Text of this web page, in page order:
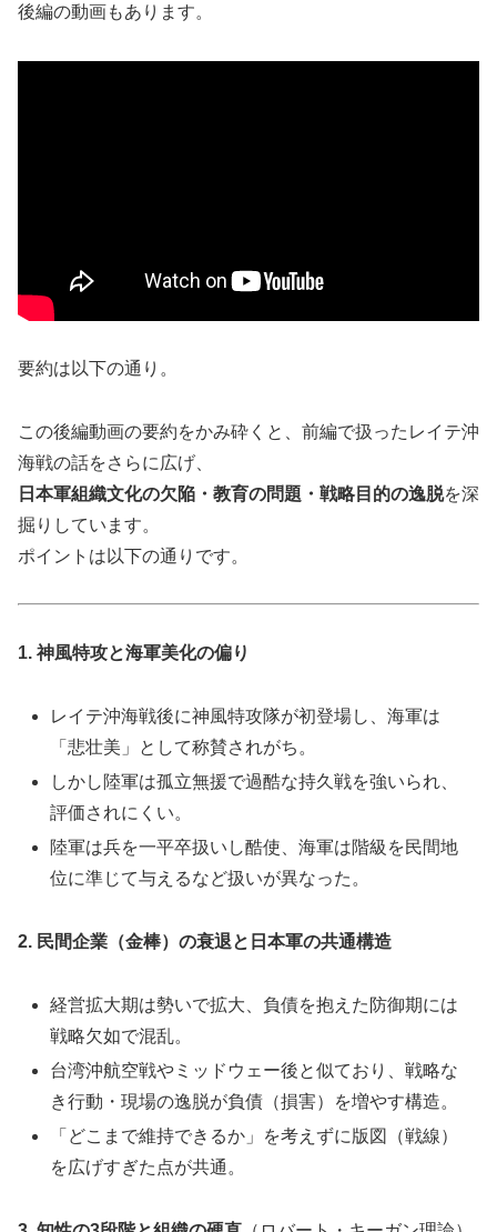
後編の動画もあります。
要約は以下の通り。
この後編動画の要約をかみ砕くと、前編で扱ったレイテ沖
海戦の話をさらに広げ、
日本軍組織文化の欠陥・教育の問題・戦略目的の逸脱を深
掘りしています。
ポイントは以下の通りです。
1. 神風特攻と海軍美化の偏り
レイテ沖海戦後に神風特攻隊が初登場し、海軍は
「悲壮美」として称賛されがち。
しかし陸軍は孤立無援で過酷な持久戦を強いられ、
評価されにくい。
陸軍は兵を一平卒扱いし酷使、海軍は階級を民間地
位に準じて与えるなど扱いが異なった。
2. 民間企業（金棒）の衰退と日本軍の共通構造
経営拡大期は勢いで拡大、負債を抱えた防御期には
戦略欠如で混乱。
台湾沖航空戦やミッドウェー後と似ており、戦略な
き行動・現場の逸脱が負債（損害）を増やす構造。
「どこまで維持できるか」を考えずに版図（戦線）
を広げすぎた点が共通。